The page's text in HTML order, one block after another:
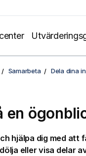
Samarbeta
Dela dina
en
hjälpa dig med att
eller visa delar